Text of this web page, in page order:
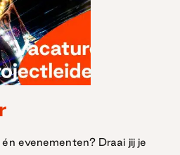
evenementen? Draai jij je